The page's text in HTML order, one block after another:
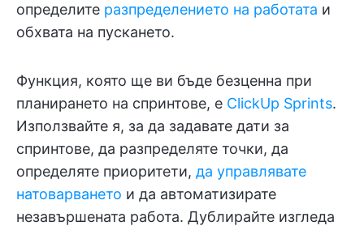
определите разпределението на работата и
обхвата на пускането.
Функция, която ще ви бъде безценна при
планирането на спринтове, е ClickUp Sprints.
Използвайте я, за да задавате дати за
спринтове, да разпределяте точки, да
определяте приоритети, да управлявате
натоварването и да автоматизирате
незавършената работа. Дублирайте изгледа